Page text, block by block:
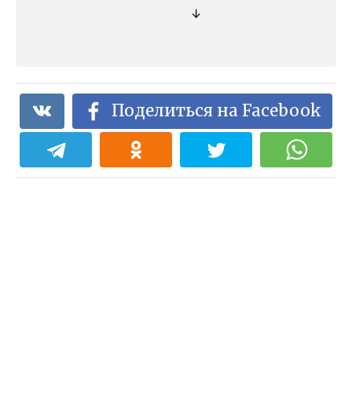
↓
Поделиться на Facebook